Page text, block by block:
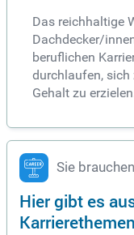
Das reichhaltige
Dachdecker/
beruflichen
durchlaufen,
Gehalt zu
Sie
Hier gibt es
Karrierethemen